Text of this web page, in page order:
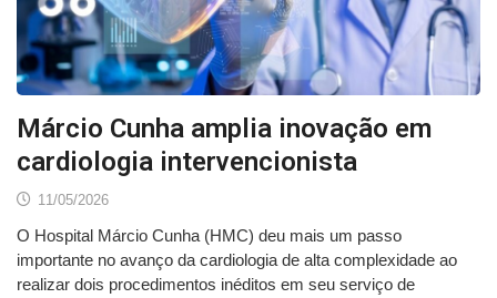
Márcio Cunha amplia inovação em
cardiologia intervencionista
11/05/2026
O Hospital Márcio Cunha (HMC) deu mais um passo
importante no avanço da cardiologia de alta complexidade ao
realizar dois procedimentos inéditos em seu serviço de